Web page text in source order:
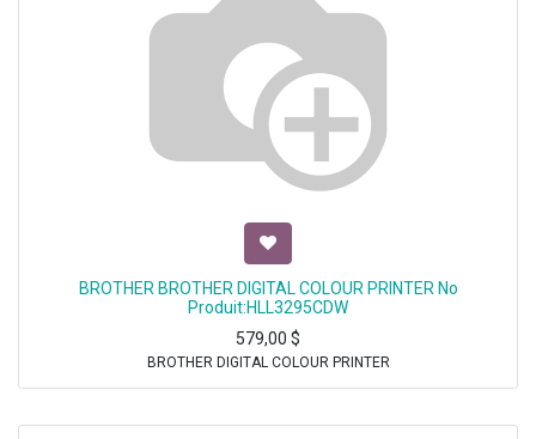
BROTHER BROTHER DIGITAL COLOUR PRINTER No
Produit:HLL3295CDW
579,00 $
BROTHER DIGITAL COLOUR PRINTER